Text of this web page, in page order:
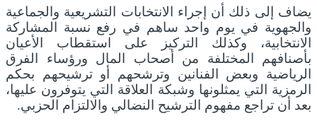
يضاف إلى ذلك أن إجراء الانتخابات التشريعية والجماعية
والجهوية في يوم واحد ساهم في رفع نسبة المشاركة
الانتخابية، وكذلك التركيز على استقطاب الأعيان
بأصنافهم المختلفة من أصحاب المال ورؤساء الفرق
الرياضية وبعض الفنانين وترشحهم أو ترشيحهم بحكم
الرمزية التي يمثلونها وشبكة العلاقة التي يتوفرون عليها،
بعد أن تراجع مفهوم الترشيح النضالي والالتزام الحزبي.